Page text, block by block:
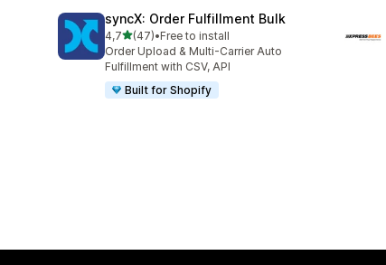
syncX: Order Fulfillment Bulk
4,7av 5 stjerner
(47)
Totalt 47 omtaler
•Free to install
Order Upload & Multi-Carrier Auto
Fulfillment with CSV, API
Built for Shopify